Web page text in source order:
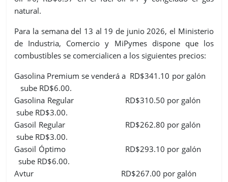
natural.
Para la semana del 13 al 19 de junio 2026, el Ministerio
de Industria, Comercio y MiPymes dispone que los
combustibles se comercialicen a los siguientes precios:
Gasolina Premium se venderá a RD$341.10 por galón
sube RD$6.00.
Gasolina Regular RD$310.50 por galón
sube RD$3.00.
Gasoil Regular RD$262.80 por galón
sube RD$3.00.
Gasoil Óptimo RD$293.10 por galón
sube RD$6.00.
Avtur RD$267.00 por galón